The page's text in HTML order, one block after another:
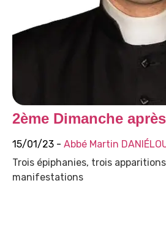
2ème Dimanche
15/01/23 - Abbé Martin
Trois épiphanies, trois
manifestations